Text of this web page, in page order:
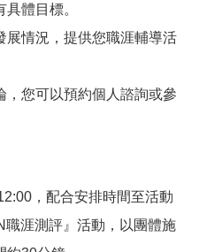
體目標。
展情況，提供您職涯輔導活
，您可以預約個人諮詢或參
，配合安排時間至活動
涯測評』活動，以團體施